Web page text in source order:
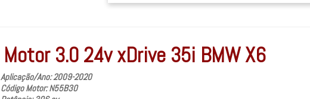
Motor 3.0 24v xDrive 35i BMW X6
Aplicação/Ano: 2009-2020
Código Motor: N55B30